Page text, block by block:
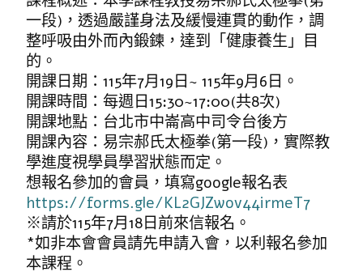
一段)，透過嚴謹身法及緩慢連貫的動作，調
整呼吸由外而內鍛鍊，達到「健康養生」目
的。
開課日期：115年7月19日~ 115年9月6日。
開課時間：每週日15:30~17:00(共8次)
開課地點：台北市中崙高中司令台後方
開課內容：易宗郝氏太極拳(第一段)，實際教
學進度視學員學習狀態而定。
想報名參加的會員，填寫google報名表
https://forms.gle/KL2GJZwov44irmeT7
※請於115年7月18日前來信報名。
*如非本會會員請先申請入會，以利報名參加
本課程。